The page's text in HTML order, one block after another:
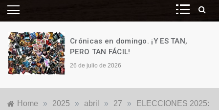
Crónicas en domingo. ¡Y ES TAN,
PERO TAN FÁCIL!
26 de julio de 2026
Home » 2025 » abril » 27 »
ELECCIONES 2025: